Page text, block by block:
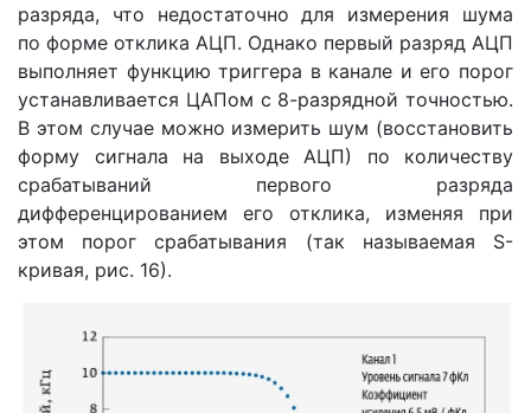
разряда, что недостаточно для измерения шума
по форме отклика АЦП. Однако первый разряд АЦП
выполняет функцию триггера в канале и его порог
устанавливается ЦАПом с 8-разрядной точностью.
В этом случае можно измерить шум (восстановить
форму сигнала на выходе АЦП) по количеству
срабатываний первого разряда
дифференцированием его отклика, изменяя при
этом порог срабатывания (так называемая S-
кривая, рис. 16).